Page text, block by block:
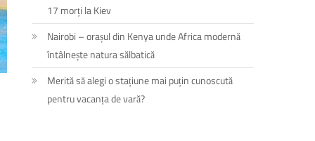
17 morți la Kiev
Nairobi – orașul din Kenya unde Africa modernă
întâlnește natura sălbatică
Merită să alegi o stațiune mai puțin cunoscută
pentru vacanța de vară?